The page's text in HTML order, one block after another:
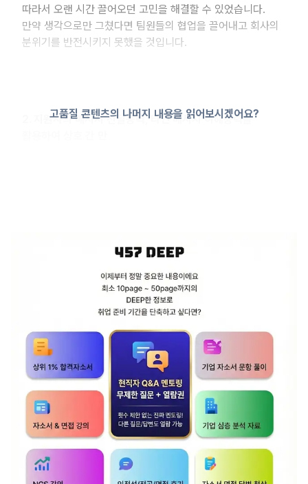
따라서 오랜 시간 끌어오던 고민을 해결할 수 있었습니다.
만약 생각으로만 그쳤다면 팀원들의 협업을 끌어내고 회사의
분위기를 반전시키지 못했을 것입니다.
2. 지원자의 메시지 전달능력, 타인 메시지 이해능력을
고품질 콘텐츠의 나머지 내용을 읽어보시겠어요?